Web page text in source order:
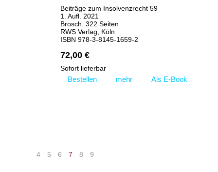
Beiträge zum Insolvenzrecht 59
1. Aufl. 2021
Brosch. 322 Seiten
RWS Verlag, Köln
ISBN 978-3-8145-1659-2
72,00 €
Sofort lieferbar
Bestellen mehr Als E-Book
4 5 6 7 8 9